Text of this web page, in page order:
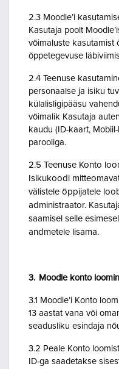
2.3 Moodle’i
Kasutaja poolt
võimaluste kasutamist
õppetegevuse
2.4 Teenuse
personaalse ja isiku
külalisligipääsu
võimalik Kasutaja
kaudu (ID-kaart,
parooliga.
2.5 Teenuse Konto
Isikukoodi
välistele õppijatele
administraator.
saamisel selle
andmetele lisama.
3. Moodle konto
3.1 Moodle’i Konto
13 aastat vana või
seadusliku esindaja
3.2 Peale Konto
ID-ga saadetakse